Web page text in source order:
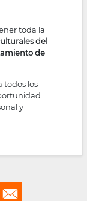
toda la
del
de
todos los
y